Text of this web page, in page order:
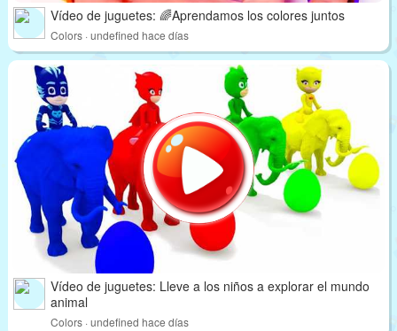
Vídeo de juguetes: 🌈Aprendamos los colores juntos
Colors · undefined hace días
Vídeo de juguetes: Lleve a los niños a explorar el mundo
animal
Colors · undefined hace días